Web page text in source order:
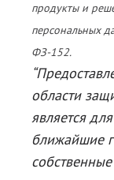
продукты и
персональных
ФЗ-152.
области
является
ближайшие